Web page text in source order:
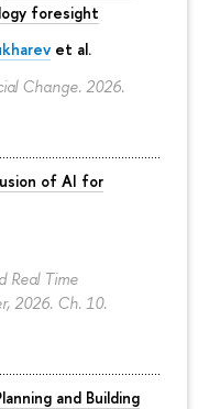
foresight
et al.
Change. 2026.
of AI for
Real Time
2026. Ch. 10.
and Building